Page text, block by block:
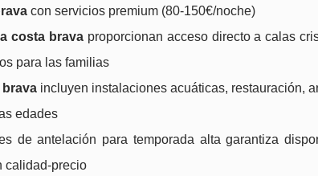
con servicios premium (80-150€/noche)
costa bravaproporcionan acceso directo a calas
para las familias
incluyen instalaciones acuáticas, restauración,
edades
de antelación para temporada alta garantiza
calidad-precio